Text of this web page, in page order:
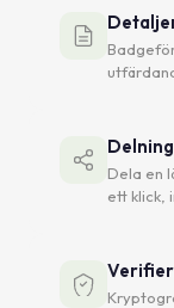
Delning
Dela en
ett klick,